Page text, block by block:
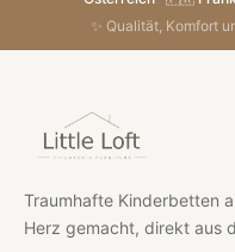
✨ Qualität, Komfort
Traumhafte Kinderbetten
Herz gemacht, direkt aus